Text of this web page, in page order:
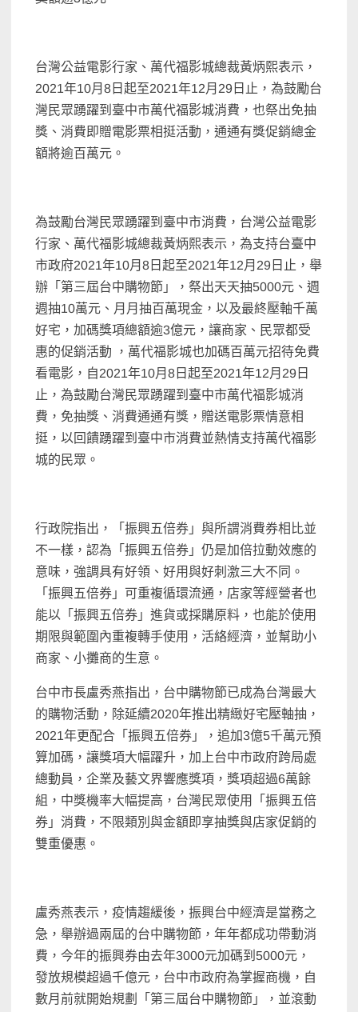
台灣公益電影行家、萬代福影城總裁黃炳熙表示，
2021年10月8日起至2021年12月29日止，為鼓勵台
灣民眾踴躍到臺中市萬代福影城消費，也祭出免抽
獎、消費即贈電影票相挺活動，通通有獎促銷總金
額將逾百萬元。
為鼓勵台灣民眾踴躍到臺中市消費，台灣公益電影
行家、萬代福影城總裁黃炳熙表示，為支持台臺中
市政府2021年10月8日起至2021年12月29日止，舉
辦「第三屆台中購物節」，祭出天天抽5000元、週
週抽10萬元、月月抽百萬現金，以及最終壓軸千萬
好宅，加碼獎項總額逾3億元，讓商家、民眾都受
惠的促銷活動 ，萬代福影城也加碼百萬元招待免費
看電影，自2021年10月8日起至2021年12月29日
止，為鼓勵台灣民眾踴躍到臺中市萬代福影城消
費，免抽獎、消費通通有獎，贈送電影票情意相
挺，以回饋踴躍到臺中市消費並熱情支持萬代福影
城的民眾。
行政院指出，「振興五倍券」與所謂消費券相比並
不一樣，認為「振興五倍券」仍是加倍拉動效應的
意味，強調具有好領、好用與好刺激三大不同。
「振興五倍券」可重複循環流通，店家等經營者也
能以「振興五倍券」進貨或採購原料，也能於使用
期限與範圍內重複轉手使用，活絡經濟，並幫助小
商家、小攤商的生意。
台中市長盧秀燕指出，台中購物節已成為台灣最大
的購物活動，除延續2020年推出精緻好宅壓軸抽，
2021年更配合「振興五倍券」，追加3億5千萬元預
算加碼，讓獎項大幅躍升，加上台中市政府跨局處
總動員，企業及藝文界響應獎項，獎項超過6萬餘
組，中獎機率大幅提高，台灣民眾使用「振興五倍
券」消費，不限類別與金額即享抽獎與店家促銷的
雙重優惠。
盧秀燕表示，疫情趨緩後，振興台中經濟是當務之
急，舉辦過兩屆的台中購物節，年年都成功帶動消
費，今年的振興券由去年3000元加碼到5000元，
發放規模超過千億元，台中市政府為掌握商機，自
數月前就開始規劃「第三屆台中購物節」，並滾動